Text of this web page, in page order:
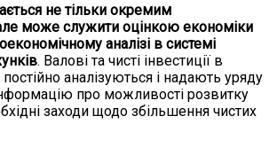
не тільки окремим
може служити оцінкою економіки
аналізі в системі
. Валові та чисті інвестиції в
аналізуються і надають уряду
про можливості розвитку
заходи щодо збільшення чистих